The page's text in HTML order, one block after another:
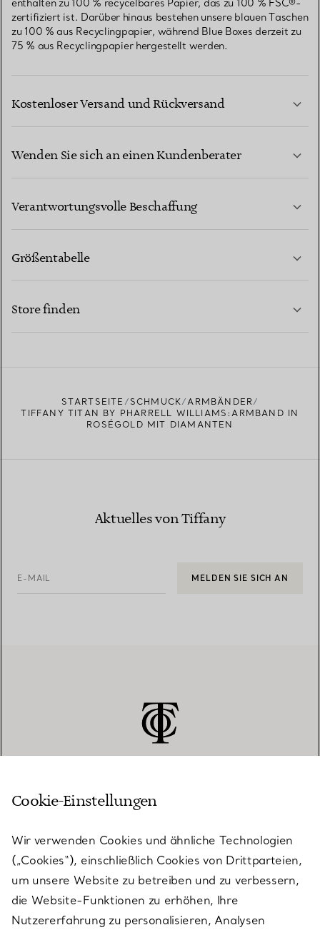
enthalten zu 100 % recycelbares Papier, das zu 100 % FSC®-
zertifiziert ist. Darüber hinaus bestehen unsere blauen Taschen
zu 100 % aus Recyclingpapier, während Blue Boxes derzeit zu
75 % aus Recyclingpapier hergestellt werden.
Kostenloser Versand und Rückversand
Wenden Sie sich an einen Kundenberater
Verantwortungsvolle Beschaffung
Größentabelle
Store finden
STARTSEITE SCHMUCK
ARMBÄNDER
TIFFANY TITAN BY PHARRELL WILLIAMS:ARMBAND IN
ROSÉGOLD MIT DIAMANTEN
Aktuelles von Tiffany
E-MAIL MELDEN SIE SICH AN
KUNDENSERVICE
SERVICES
ÜBER TIFFANY & CO.
Cookie-Einstellungen
Wir verwenden Cookies und ähnliche Technologien
(„Cookies“), einschließlich Cookies von Drittparteien,
um unsere Website zu betreiben und zu verbessern,
die Website-Funktionen zu erhöhen, Ihre
Nutzererfahrung zu personalisieren, Analysen